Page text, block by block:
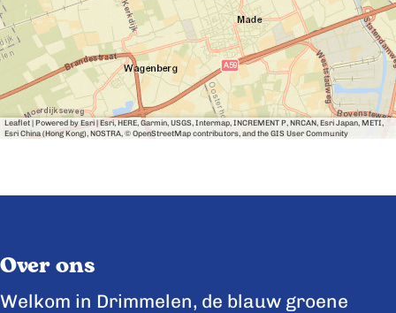
Leaflet | Powered by Esri | Esri, HERE, Garmin, USGS, Intermap, INCREMENT P, NRCAN, Esri Japan, METI,
Esri China (Hong Kong), NOSTRA, © OpenStreetMap contributors, and the GIS User Community
Over ons
Welkom in Drimmelen, de blauw groene